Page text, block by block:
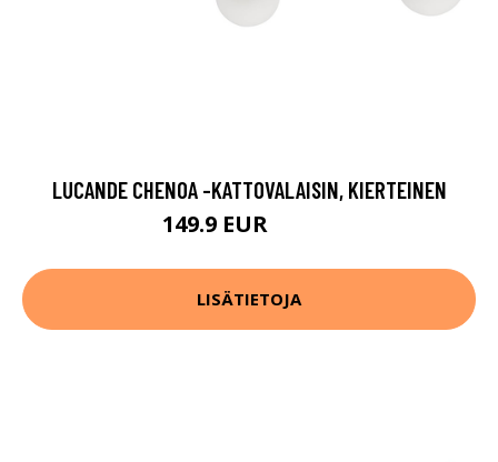
LUCANDE CHENOA -KATTOVALAISIN, KIERTEINEN
149.9 EUR
LISÄTIETOJA